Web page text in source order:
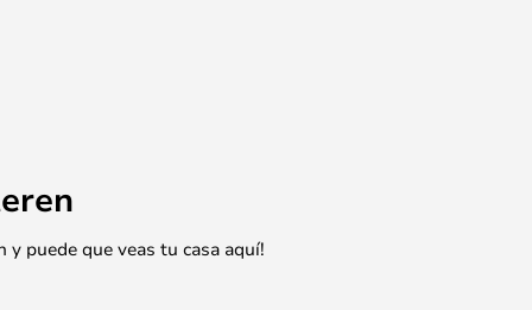
puede que veas tu casa aquí!